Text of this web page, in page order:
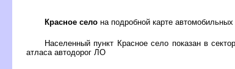
Красное село на подробной карте
Населенный пункт Красное село показан в
атласа автодорог ЛО